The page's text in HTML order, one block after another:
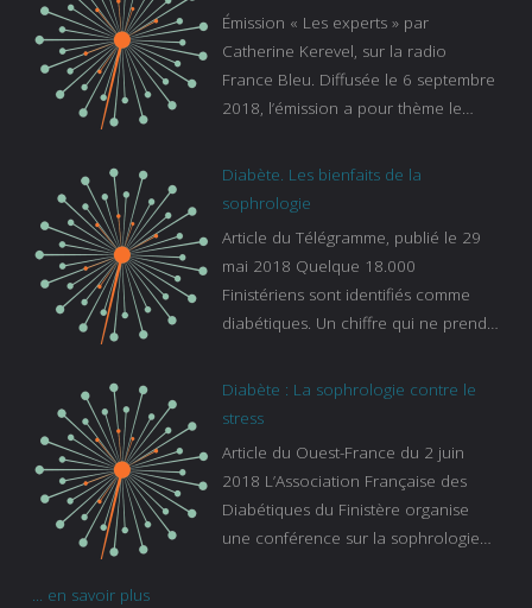
Émission « Les experts » par
Catherine Kerevel, sur la radio
France Bleu. Diffusée le 6 septembre
2018, l’émission a pour thème le
bleu :
https://www.francebleu.fr/emissions/l
sur-le-sommeil
Diabète. Les bienfaits de la
sophrologie
Article du Télégramme, publié le 29
mai 2018 Quelque 18.000
Finistériens sont identifiés comme
diabétiques. Un chiffre qui ne prend
s’ignorent. « C’est une pathologie qui
continue à augmenter, souligne
de la Caisse primaire d’assurance-
maladie. C’est aussi une pathologie
qui peut être handicapante et coûte
cher quand on sait que 37 % des
Diabète : La sophrologie contre le
stress
Article du Ouest-France du 2 juin
2018 L’Association Française des
Diabétiques du Finistère organise
une conférence sur la sophrologie
... en savoir plus